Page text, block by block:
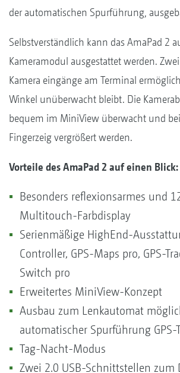
der automatischen Spurführung,
Selbstverständlich kann das AmaPad 2
Kameramodul ausgestattet werden.
Kamera eingänge am Terminal
Winkel unüberwacht bleibt. Die
bequem im MiniView überwacht und
Fingerzeig vergrößert werden.
Vorteile des AmaPad 2 auf einen Blick:
Besonders reflexionsarmes und
Multitouch-Farbdisplay
Serienmäßige HighEnd-
Controller, GPS-Maps pro, GPS-
Switch pro
Erweitertes MiniView-Konzept
Ausbau zum Lenkautomat
automatischer Spurführung GPS-
Tag-Nacht-Modus
Zwei 2.0 USB-Schnittstellen zum